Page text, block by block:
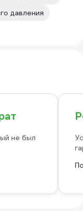
давления
не был